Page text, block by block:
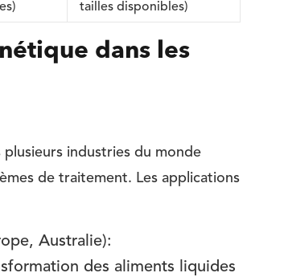
tailles disponibles)
dans les
plusieurs industries du monde
de traitement. Les applications
Australie):
des aliments liquides